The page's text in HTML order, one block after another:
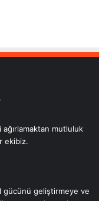
mutluluk
ekibiz.
gücünü geliştirmeye ve